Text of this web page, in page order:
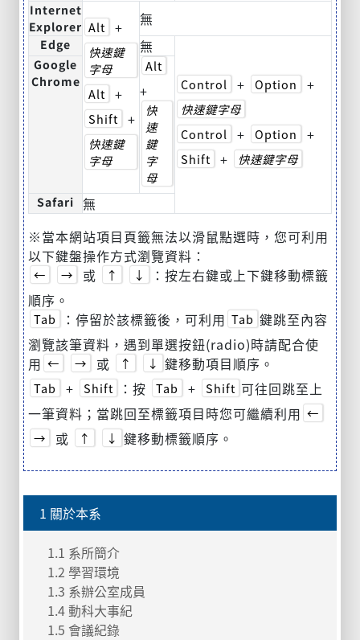
Internet
Explorer Alt +
快速鍵
字母
Alt
+
Shift +
快速鍵
字母
無
Edge 無
Control + Option +
快速鍵字母
Control
+ Option +
Shift + 快速鍵字母
Google
Chrome
Alt
+
快
速
鍵
字
母
Safari
無
※當本網站項目頁籤無法以滑鼠點選時，您可利用
以下鍵盤操作方式瀏覽資料：
← → 或 ↑ ↓
：按左右鍵或上下鍵移動標籤
順序。
Tab ：停留於該標籤後，可利用 Tab 鍵跳至內容
瀏覽該筆資料，遇到單選按鈕(radio)時請配合使
用 ← → 或 ↑ ↓ 鍵移動項目順序。
Tab + Shift ：按 Tab + Shift 可往回跳至上
一筆資料；當跳回至標籤項目時您可繼續利用 ←
→
或 ↑ ↓ 鍵移動標籤順序。
1 關於本系
1.1 系所簡介
1.2 學習環境
1.3 系辦公室成員
1.4 動科大事紀
1.5 會議紀錄